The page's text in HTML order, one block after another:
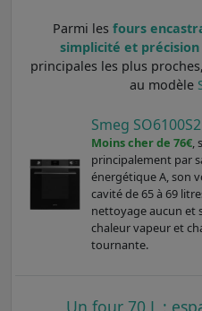
Parmi les fours
simplicité et précision
principales les plus
au modèle
Smeg
Moins cher de 76€,
principalement par
énergétique A, son
cavité de 65 à 69
nettoyage aucun et
chaleur vapeur et
tournante.
Un four 70 L :